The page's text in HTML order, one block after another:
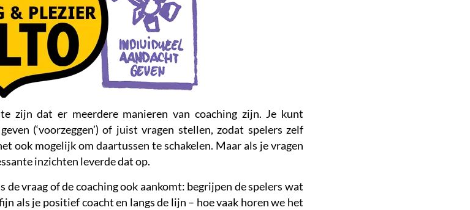
zijn dat er meerdere manieren van coaching zijn. Je kunt
(‘voorzeggen’) of juist vragen stellen, zodat spelers zelf
ook mogelijk om daartussen te schakelen. Maar als je vragen
inzichten leverde dat op.
de vraag of de coaching ook aankomt: begrijpen de spelers wat
als je positief coacht en langs de lijn – hoe vaak horen we het